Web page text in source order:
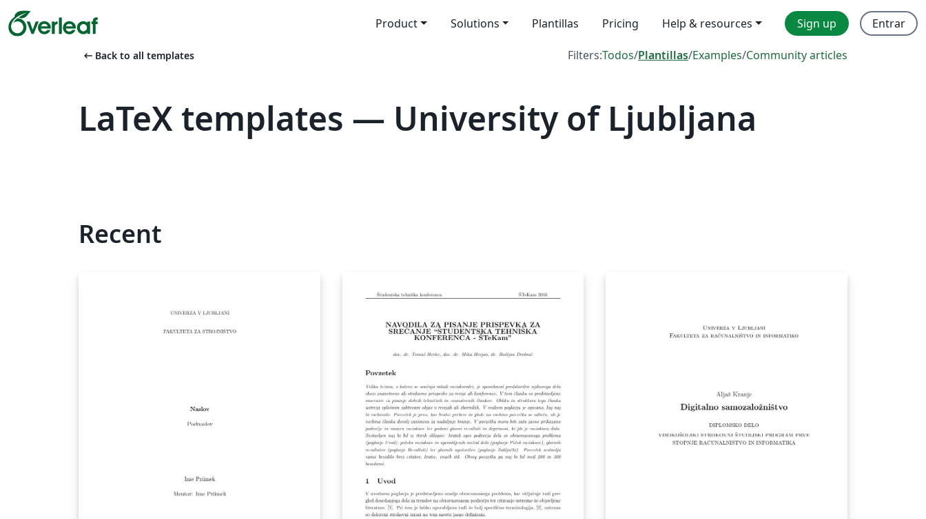
Product Solutions Plantillas Pricing Help & resources Sign up Entrar
arrow_left_alt Back to all templates Filters:Todos/Plantillas/Examples/Community articles
LaTeX templates — University of Ljubljana
Recent